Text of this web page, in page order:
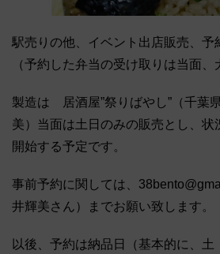
駅売りの他、イベント出店販売、予
（予約した弁当の受け取りは当面、
製造は 居酒屋”祭りばやし”（千葉
美）当面は土日のみの販売とし、状
開始する予定です。
事前予約に関しては、
井輝美さん）までお願い致します。
以後、予約は納品日（基本的に、土